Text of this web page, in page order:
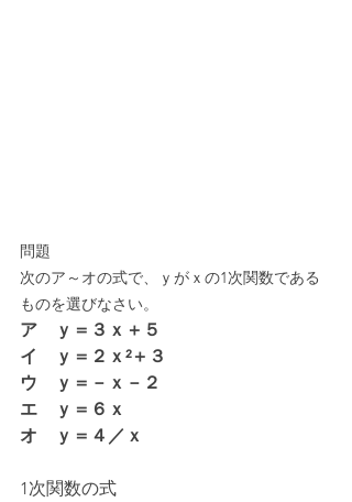
問題
次のア～オの式で、ｙがｘの1次関数である
ものを選びなさい。
ア　ｙ＝３ｘ＋５
イ　ｙ＝２ｘ²＋３
ウ　ｙ＝－ｘ－２
エ　ｙ＝６ｘ
オ　ｙ＝４／ｘ
1次関数の式